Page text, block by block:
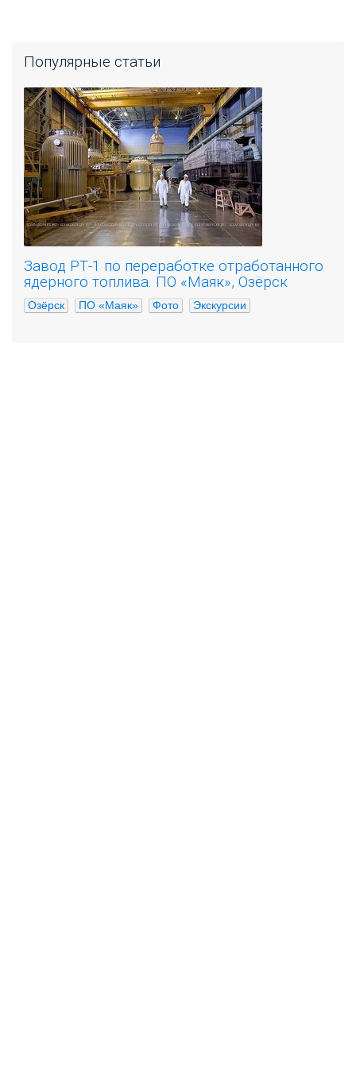
Популярные статьи
Завод РТ-1 по переработке отработанного
ядерного топлива. ПО «Маяк», Озёрск
Озёрск ПО «Маяк» Фото Экскурсии